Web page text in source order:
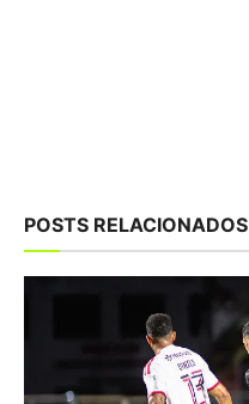
POSTS RELACIONADOS